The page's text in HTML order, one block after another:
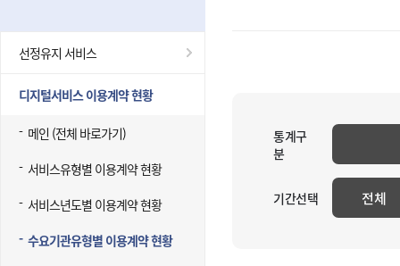
선정유지 서비스
디지털서비스 이용계약 현황
메인 (전체 바로가기)
서비스유형별 이용계약 현황
서비스년도별 이용계약 현황
수요기관유형별 이용계약 현황
통계구
분
기간선택 전체